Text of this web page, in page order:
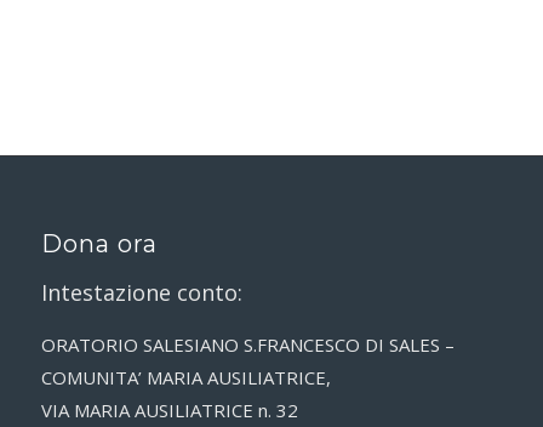
Dona ora
Intestazione conto:
ORATORIO SALESIANO S.FRANCESCO DI SALES –
COMUNITA’ MARIA AUSILIATRICE,
VIA MARIA AUSILIATRICE n. 32